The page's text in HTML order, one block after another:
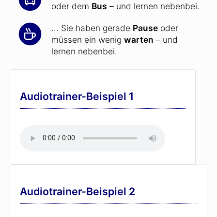
oder dem Bus – und lernen nebenbei.
... Sie haben gerade Pause oder
müssen ein wenig warten – und
lernen nebenbei.
Audiotrainer-Beispiel 1
Audiotrainer-Beispiel 2